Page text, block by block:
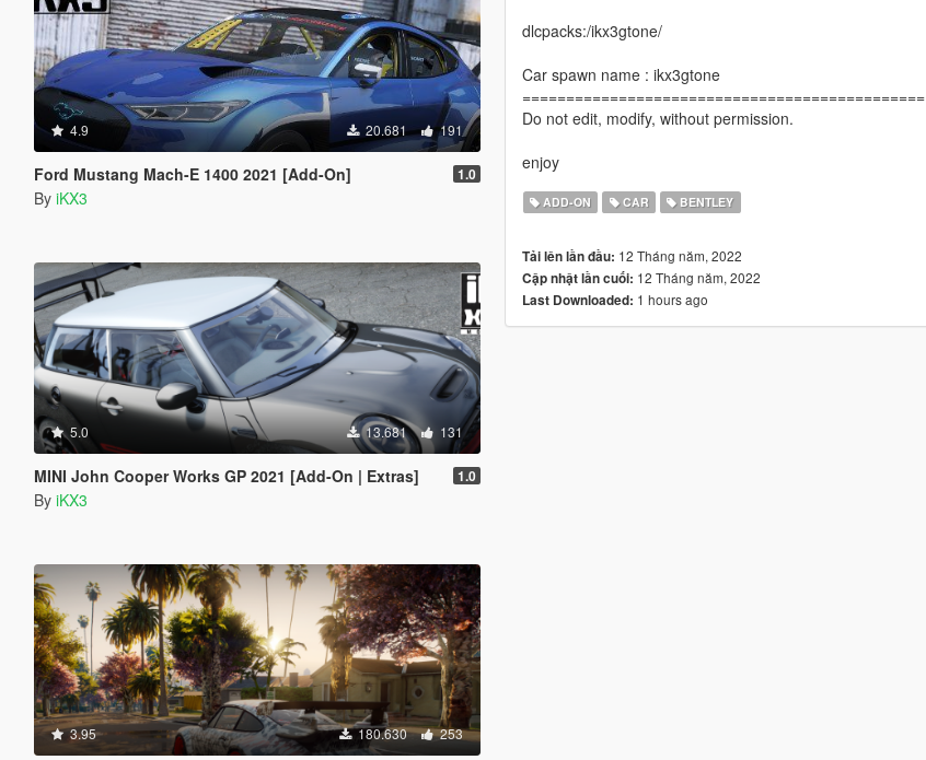
4.9 20.681 191
Ford Mustang Mach-E 1400 2021 [Add-On] 1.0
By iKX3
5.0 13.681 131
MINI John Cooper Works GP 2021 [Add-On | Extras] 1.0
By iKX3
3.95 180.630 253
dlcpacks:/ikx3gtone/
Car spawn name : ikx3gtone
==============================================
Do not edit, modify, without permission.
enjoy
ADD-ON CAR BENTLEY
Tải lên lần đầu: 12 Tháng năm, 2022
Cập nhật lần cuối: 12 Tháng năm, 2022
Last Downloaded: 1 hours ago